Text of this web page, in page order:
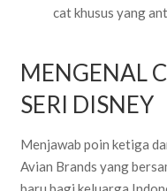
cat khusus yang
MENGENAL
SERI DISNEY
Menjawab poin ketiga
Avian Brands yang